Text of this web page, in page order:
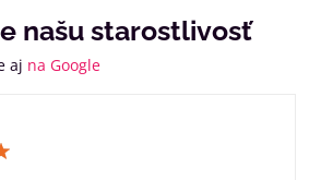
našu starostlivosť
aj na Google